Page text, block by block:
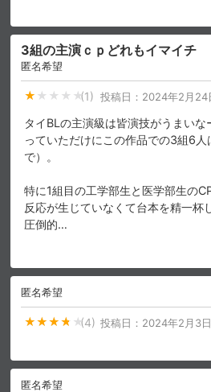
3組の主演ｃｐどれもイマイチ
匿名希望
(1) 投稿日： 2024年2月24
タイBLの主演級は皆演技がうまい
っていただけにこの作品での3組6
で）。
特に1組目の工学部生と医学部生の
反応が生じていなくて台本を精一杯
圧倒的…
匿名希望
(4) 投稿日： 2024年2月3
匿名希望